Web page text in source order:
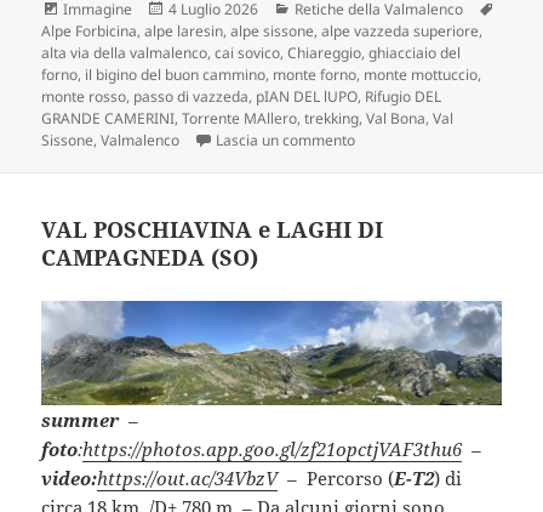
Formato
Immagine
Scritto
il
4 Luglio 2026 Categorie
Retiche della Valmalenco
Alpe Forbicina,alpe laresin,alpe sissone,alpe vazzeda superiore,
alta via della valmalenco,cai sovico,Chiareggio,ghiacciaio del
forno, il bigino del buon cammino, monte forno, monte mottuccio,
monte rosso, passo di vazzeda, pIAN DEL lUPO, Rifugio DEL
GRANDE CAMERINI,Torrente MAllero,trekking,Val Bona,Val
Sissone,Valmalenco Lascia un commentosu PASSO VAZZEDA
VAL POSCHIAVINA e LAGHI DI
CAMPAGNEDA (SO)
summer–
foto:https://photos.app.goo.gl/zf21opctjVAF3thu6–
video:https://out.ac/34VbzV– Percorso (E-T2) di
circa 18 km. /D+ 780 m. – Da alcuni giorni sono